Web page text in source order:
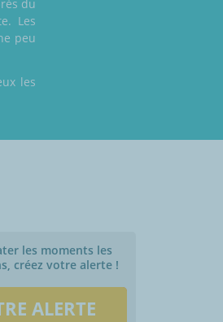
du
Les
peu
les
les moments les
créez votre alerte !
ALERTE